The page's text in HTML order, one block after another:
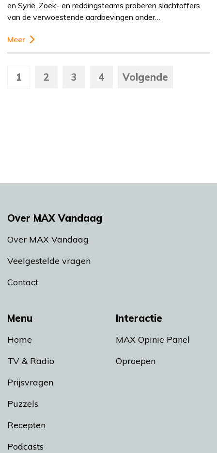
en Syrië. Zoek- en reddingsteams proberen slachtoffers
van de verwoestende aardbevingen onder…
Meer
1 2 3 4 Volgende
Menu
Home
TV & Radio
Prijsvragen
Puzzels
Recepten
Podcasts
Interactie
MAX Opinie Panel
Oproepen
Over MAX Vandaag
Over MAX Vandaag
Veelgestelde vragen
Contact